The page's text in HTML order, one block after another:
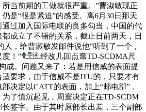
当前期的工做就很严重。”曹淑敏现正
是“很是紧迫”的感受。离6月30日那天
过加入国际电联的良多勾当，中国的代
成立了不错的关系，截止日前两天，日
人，给曹淑敏发邮件说他“听到了一个，
度！”
经改几回点窜TD-SCDMA尺
成。问题又来了：若是用信威的表面提
要求，由于信威不是ITU的，只要才有
决定以CATT的表面，加上“邮电部”，
了慎沉起见，周寰决定正在TD-SCDM
长签字。由于其时原部长出差，三个副部